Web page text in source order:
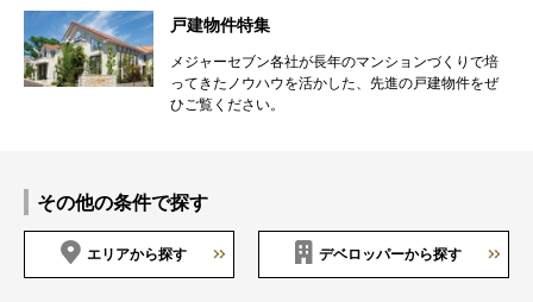
戸建物件特集
メジャーセブン各社が長年のマンションづくりで培
ってきたノウハウを活かした、先進の戸建物件をぜ
ひご覧ください。
その他の条件で探す
エリアから探す デベロッパーから探す